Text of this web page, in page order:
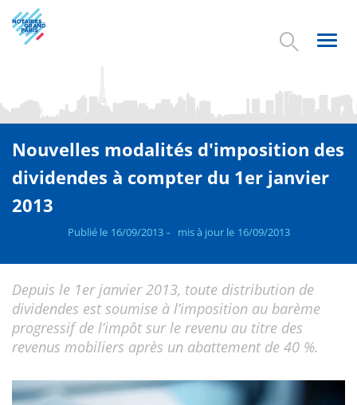
Aller
au
contenu
Nouvelles modalités d'imposition des
dividendes à compter du 1er janvier
2013
Publié le 16/09/2013 mis à jour le 16/09/2013
Depuis le 1er janvier 2013, toute distribution de
dividendes est soumise à l’imposition au barème
progressif de l’impôt sur le revenu au titre des
revenus mobiliers après un abattement de 40 %.